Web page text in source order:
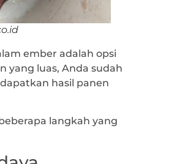
ember adalah opsi
yang luas, Anda sudah
hasil panen
langkah yang